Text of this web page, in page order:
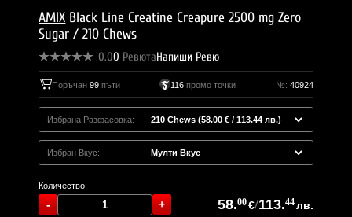
AMIX Black Line Creatine Creapure 2500 mg Zero
Sugar / 210 Chews
0.00 РевютаНапиши Ревю
Поръчан99 пъти 116 промо точки №: 40924
Избрана Разфасовка:
Избран Вкус:
Количество:
58.00€/113.44лв.